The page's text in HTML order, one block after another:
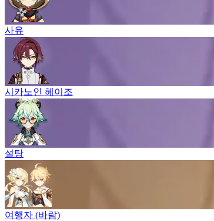
사유
시카노인 헤이조
설탕
여행자 (바람)